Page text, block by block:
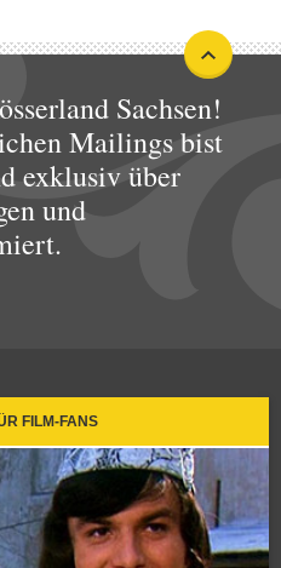
Sachsen!
Mailings bist
exklusiv über
und
FILM-FANS